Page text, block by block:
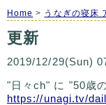
Home > うなぎの寝床
更新
2019/12/29(Sun)
"日々ch" に "50歳
https://unagi.tv/